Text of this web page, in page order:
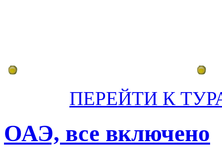
ПЕРЕЙТИ К
ОАЭ, все включено